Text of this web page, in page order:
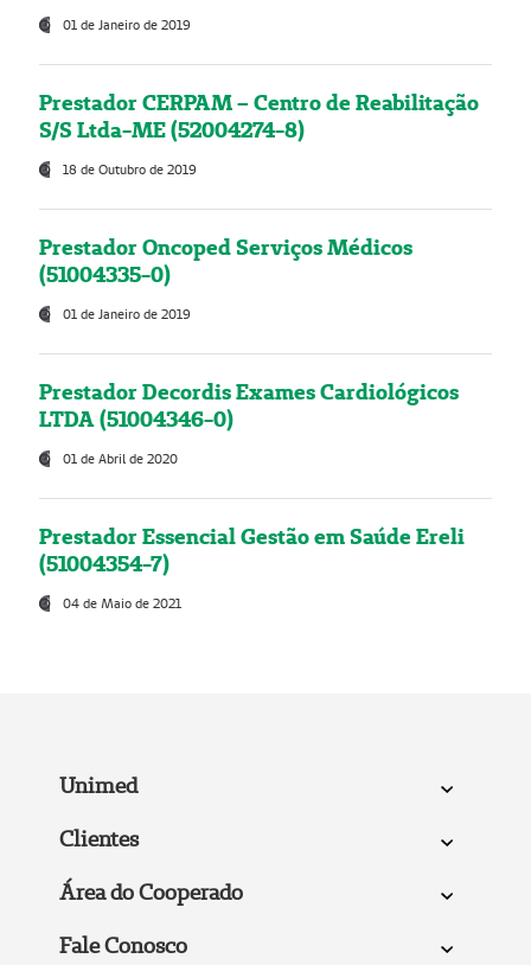
01 de Janeiro de 2019
Prestador CERPAM – Centro de Reabilitação
S/S Ltda-ME (52004274-8)
18 de Outubro de 2019
Prestador Oncoped Serviços Médicos
(51004335-0)
01 de Janeiro de 2019
Prestador Decordis Exames Cardiológicos
LTDA (51004346-0)
01 de Abril de 2020
Prestador Essencial Gestão em Saúde Ereli
(51004354-7)
04 de Maio de 2021
Unimed
Clientes
Área do Cooperado
Fale Conosco